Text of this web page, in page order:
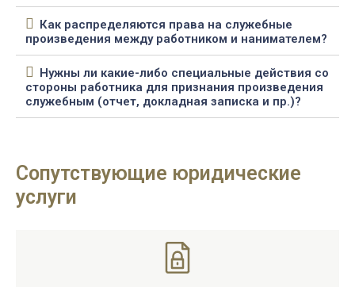
Как распределяются права на служебные
произведения между работником и нанимателем?
Нужны ли какие-либо специальные действия со
стороны работника для признания произведения
служебным (отчет, докладная записка и пр.)?
Сопутствующие юридические
услуги